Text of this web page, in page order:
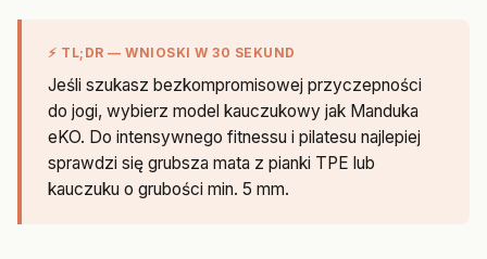
⚡ TL;DR — WNIOSKI W 30 SEKUND
Jeśli szukasz bezkompromisowej przyczepności
do jogi, wybierz model kauczukowy jak Manduka
eKO. Do intensywnego fitnessu i pilatesu najlepiej
sprawdzi się grubsza mata z pianki TPE lub
kauczuku o grubości min. 5 mm.